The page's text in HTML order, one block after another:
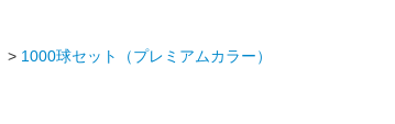
> 1000球セット（プレミアムカラー）